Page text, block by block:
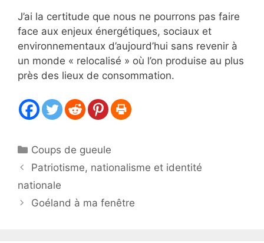
J’ai la certitude que nous ne pourrons pas faire
face aux enjeux énergétiques, sociaux et
environnementaux d’aujourd’hui sans revenir à
un monde « relocalisé » où l’on produise au plus
près des lieux de consommation.
Catégories
Coups de gueule
Patriotisme, nationalisme et identité
nationale
Goéland à ma fenêtre